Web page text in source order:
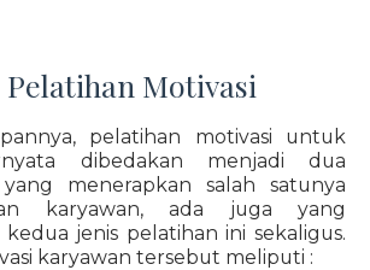
Pelatihan Motivasi
pelatihan motivasi untuk
dibedakan menjadi dua
menerapkan salah satunya
karyawan, ada juga yang
jenis pelatihan ini sekaligus.
karyawan tersebut meliputi :